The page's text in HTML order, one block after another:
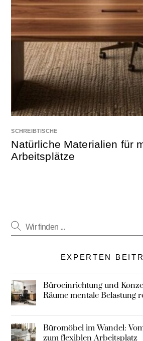
SCHREIBTISCHE
Natürliche Materialien für
Arbeitsplätze
EXPERTEN
Büroeinrichtung und
Räume mentale Belastung
Büromöbel im Wandel:
zum flexiblen Arbeitsplatz